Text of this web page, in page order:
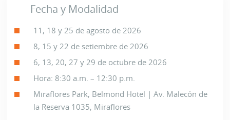
Ver mas +
Socia de Rebaza, Alcázar & De las Casas
Ver mas +
Fecha y Modalidad
11, 18 y 25 de agosto de 2026
8, 15 y 22 de setiembre de 2026
6, 13, 20, 27 y 29 de octubre de 2026
Hora: 8:30 a.m. – 12:30 p.m.
Miraflores Park, Belmond Hotel | Av. Malecón de
la Reserva 1035, Miraflores